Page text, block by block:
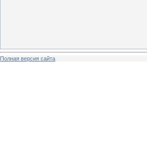
Полная версия сайта